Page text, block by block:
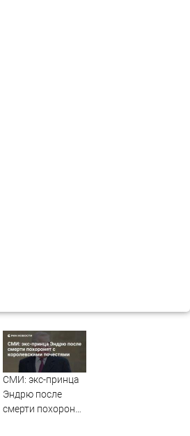
СМИ: экс-принца
Эндрю после
смерти похоронят